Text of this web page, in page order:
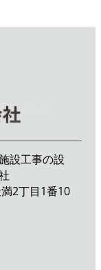
設工事の設
2丁目1番10